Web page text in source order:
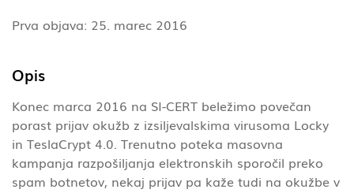
Prva objava: 25. marec 2016
Opis
Konec marca 2016 na SI-CERT beležimo povečan
porast prijav okužb z izsiljevalskima virusoma Locky
in TeslaCrypt 4.0. Trenutno poteka masovna
kampanja razpošiljanja elektronskih sporočil preko
spam botnetov, nekaj prijav pa kaže tudi na okužbe v